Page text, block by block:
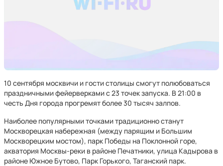
10 сентября москвичи и гости столицы смогут полюбоваться
праздничными фейерверками с 23 точек запуска. В 21:00 в
честь Дня города прогремят более 30 тысяч залпов.
Наиболее популярными точками традиционно станут
Москворецкая набережная (между парящим и Большим
Москворецким мостом), парк Победы на Поклонной горе,
акватория Москвы-реки в районе Печатники, улица Кадырова в
районе Южное Бутово, Парк Горького, Таганский парк.